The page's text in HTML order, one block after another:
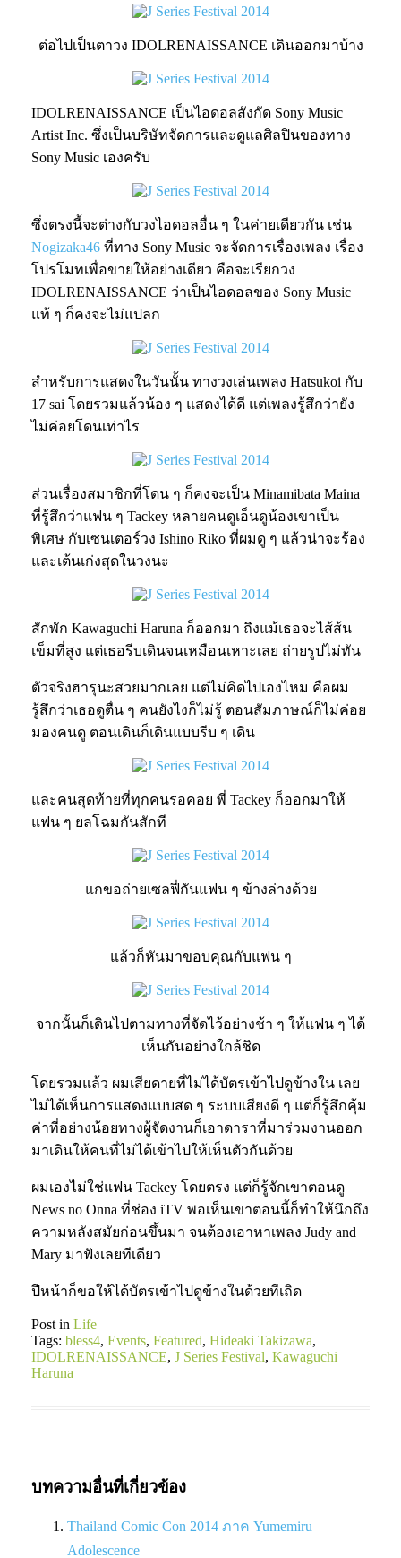
ต่อไปเป็นตาวง IDOLRENAISSANCE เดินออกมาบ้าง
IDOLRENAISSANCE เป็นไอดอลสังกัด Sony Music
Artist Inc. ซึ่งเป็นบริษัทจัดการและดูแลศิลปินของทาง
Sony Music เองครับ
ซึ่งตรงนี้จะต่างกับวงไอดอลอื่น ๆ ในค่ายเดียวกัน เช่น
Nogizaka46 ที่ทาง Sony Music จะจัดการเรื่องเพลง เรื่อง
โปรโมทเพื่อขายให้อย่างเดียว คือจะเรียกวง
IDOLRENAISSANCE ว่าเป็นไอดอลของ Sony Music
แท้ ๆ ก็คงจะไม่แปลก
สำหรับการแสดงในวันนั้น ทางวงเล่นเพลง Hatsukoi กับ
17 sai โดยรวมแล้วน้อง ๆ แสดงได้ดี แต่เพลงรู้สึกว่ายัง
ไม่ค่อยโดนเท่าไร
ส่วนเรื่องสมาชิกที่โดน ๆ ก็คงจะเป็น Minamibata Maina
ที่รู้สึกว่าแฟน ๆ Tackey หลายคนดูเอ็นดูน้องเขาเป็น
พิเศษ กับเซนเตอร์วง Ishino Riko ที่ผมดู ๆ แล้วน่าจะร้อง
และเต้นเก่งสุดในวงนะ
สักพัก Kawaguchi Haruna ก็ออกมา ถึงแม้เธอจะไส้ส้น
เข็มที่สูง แต่เธอรีบเดินจนเหมือนเหาะเลย ถ่ายรูปไม่ทัน
ตัวจริงฮารุนะสวยมากเลย แต่ไม่คิดไปเองไหม คือผม
รู้สึกว่าเธอดูตื่น ๆ คนยังไงก็ไม่รู้ ตอนสัมภาษณ์ก็ไม่ค่อย
มองคนดู ตอนเดินก็เดินแบบรีบ ๆ เดิน
และคนสุดท้ายที่ทุกคนรอคอย พี่ Tackey ก็ออกมาให้
แฟน ๆ ยลโฉมกันสักที
แกขอถ่ายเซลฟี่กันแฟน ๆ ข้างล่างด้วย
แล้วก็หันมาขอบคุณกับแฟน ๆ
จากนั้นก็เดินไปตามทางที่จัดไว้อย่างช้า ๆ ให้แฟน ๆ ได้
เห็นกันอย่างใกล้ชิด
โดยรวมแล้ว ผมเสียดายที่ไม่ได้บัตรเข้าไปดูข้างใน เลย
ไม่ได้เห็นการแสดงแบบสด ๆ ระบบเสียงดี ๆ แต่ก็รู้สึกคุ้ม
ค่าที่อย่างน้อยทางผู้จัดงานก็เอาดาราที่มาร่วมงานออก
มาเดินให้คนที่ไม่ได้เข้าไปให้เห็นตัวกันด้วย
ผมเองไม่ใช่แฟน Tackey โดยตรง แต่ก็รู้จักเขาตอนดู
News no Onna ที่ช่อง iTV พอเห็นเขาตอนนี้ก็ทำให้นึกถึง
ความหลังสมัยก่อนขึ้นมา จนต้องเอาหาเพลง Judy and
Mary มาฟังเลยทีเดียว
ปีหน้าก็ขอให้ได้บัตรเข้าไปดูข้างในด้วยทีเถิด
Post inLife
Tags:bless4,Events,Featured,Hideaki Takizawa,
IDOLRENAISSANCE,J Series Festival,Kawaguchi
Haruna
บทความอื่นที่เกี่ยวข้อง
Thailand Comic Con 2014 ภาค Yumemiru
Adolescence